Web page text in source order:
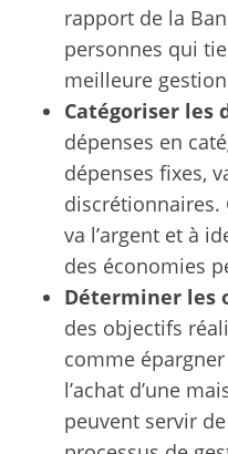
rapport de la
personnes qui
meilleure
Catégoriser les
dépenses en
dépenses fixes,
discrétionnaires.
va l’argent et à
des économies
Déterminer les
des objectifs
comme
l’achat d’une
peuvent servir